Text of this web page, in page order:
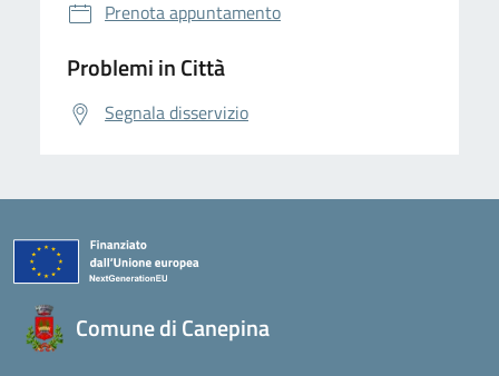
Prenota appuntamento
Problemi in Città
Segnala disservizio
Comune di Canepina